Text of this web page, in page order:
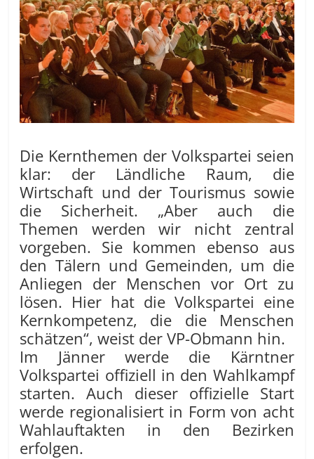
Die Kernthemen der Volkspartei seien
klar: der Ländliche Raum, die
Wirtschaft und der Tourismus sowie
die Sicherheit. „Aber auch die
Themen werden wir nicht zentral
vorgeben. Sie kommen ebenso aus
den Tälern und Gemeinden, um die
Anliegen der Menschen vor Ort zu
lösen. Hier hat die Volkspartei eine
Kernkompetenz, die die Menschen
schätzen“, weist der VP-Obmann hin.
Im Jänner werde die Kärntner
Volkspartei offiziell in den Wahlkampf
starten. Auch dieser offizielle Start
werde regionalisiert in Form von acht
Wahlauftakten in den Bezirken
erfolgen.